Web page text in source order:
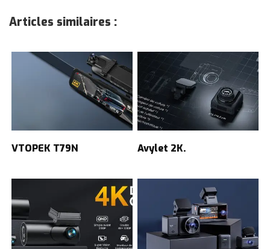
Articles similaires :
VTOPEK T79N Avylet 2K.